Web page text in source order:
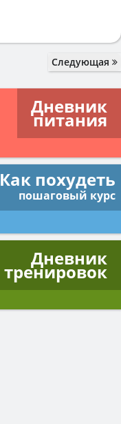
Следующая
Дневник
питания
Как похудеть
пошаговый курс
Дневник
тренировок